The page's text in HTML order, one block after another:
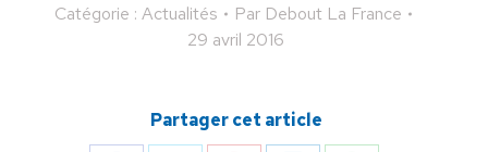
Catégorie : Actualités Par Debout La France
29 avril 2016
Partager cet article